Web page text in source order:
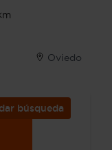
Oviedo
búsqueda